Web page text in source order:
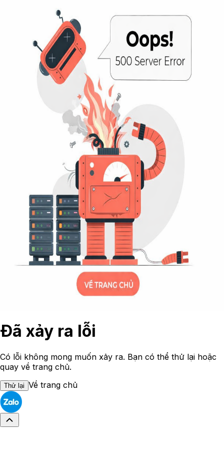
Đã xảy ra lỗi
Có lỗi không mong muốn xảy ra. Bạn có thể thử lại hoặc
quay về trang chủ.
Thử lại Về trang chủ